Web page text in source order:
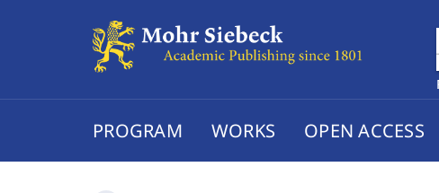
PROGRAM WORKS OPEN ACCESS